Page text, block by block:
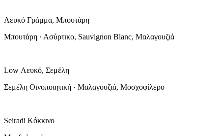
Λευκό Γράμμα, Μπουτάρη
Μπουτάρη · Ασύρτικο, Sauvignon Blanc, Μαλαγουζιά
Low Λευκό, Σεμέλη
Σεμέλη Οινοποιητική · Μαλαγουζιά, Μοσχοφίλερο
Seiradi Κόκκινο